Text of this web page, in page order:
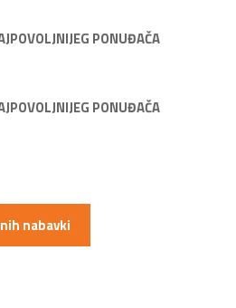
PONUĐAČA
PONUĐAČA
nabavki